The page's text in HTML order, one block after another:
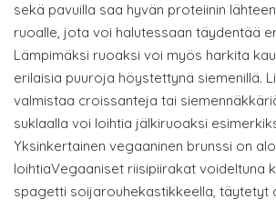
sekä pavuilla saa hyvän proteiinin
ruoalle, jota voi halutessaan täydentää
Lämpimäksi ruoaksi voi myös harkita
erilaisia puuroja höystettynä siemenillä.
valmistaa croissanteja tai
suklaalla voi loihtia jälkiruoaksi
Yksinkertainen vegaaninen brunssi on
loihtiaVegaaniset riisipiirakat voideltuna
spagetti soijarouhekastikkeella, täytetyt